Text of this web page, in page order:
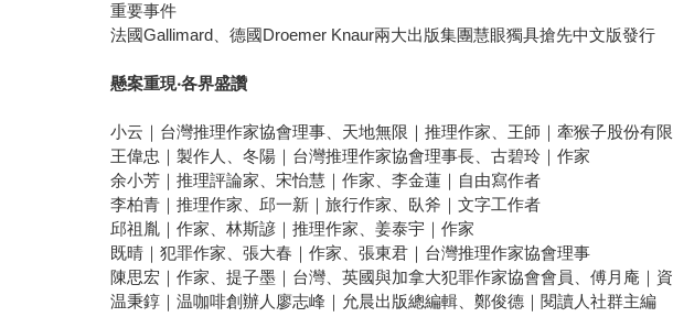
重要事件
法國Gallimard、德國Droemer Knaur兩大出版集團慧眼獨具搶先中文版發行
懸案重現‧各界盛讚
小云｜台灣推理作家協會理事、天地無限｜推理作家、王師｜牽猴子股份有
王偉忠｜製作人、冬陽｜台灣推理作家協會理事長、古碧玲｜作家
余小芳｜推理評論家、宋怡慧｜作家、李金蓮｜自由寫作者
李柏青｜推理作家、邱一新｜旅行作家、臥斧｜文字工作者
邱祖胤｜作家、林斯諺｜推理作家、姜泰宇｜作家
既晴｜犯罪作家、張大春｜作家、張東君｜台灣推理作家協會理事
陳思宏｜作家、提子墨｜台灣、英國與加拿大犯罪作家協會會員、傅月庵｜
温秉錞｜温咖啡創辦人廖志峰｜允晨出版總編輯、鄭俊德｜閱讀人社群主編